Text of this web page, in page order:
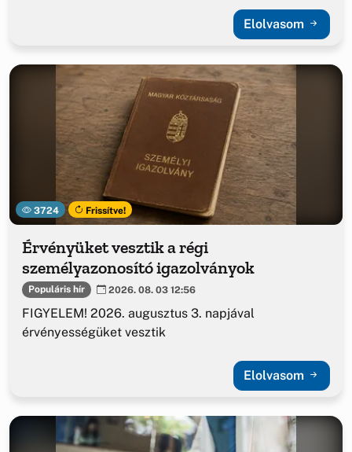
Elolvasom
3724 Frissítve!
Érvényüket vesztik a régi
személyazonosító igazolványok
Populáris hír 2026. 08. 03 12:56
FIGYELEM! 2026. augusztus 3. napjával
érvényességüket vesztik
Elolvasom